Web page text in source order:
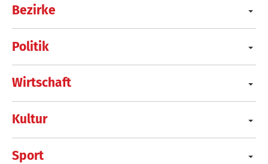
Bezirke
Politik
Wirtschaft
Kultur
Sport